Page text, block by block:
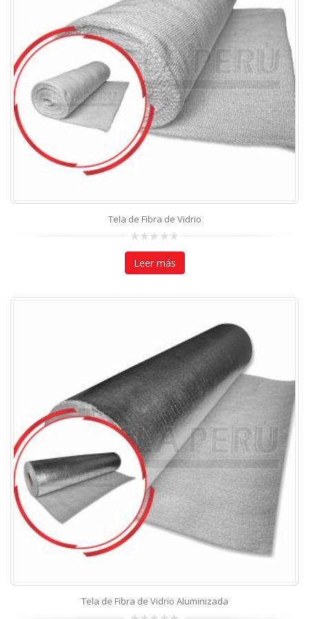
Tela de Fibra de Vidrio
0
out
5
Leer más
Tela de Fibra de Vidrio Aluminizada